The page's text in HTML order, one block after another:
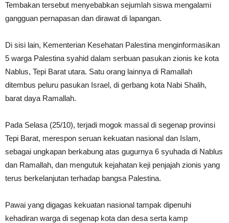
Tembakan tersebut menyebabkan sejumlah siswa mengalami
gangguan pernapasan dan dirawat di lapangan.
Di sisi lain, Kementerian Kesehatan Palestina menginformasikan
5 warga Palestina syahid dalam serbuan pasukan zionis ke kota
Nablus, Tepi Barat utara. Satu orang lainnya di Ramallah
ditembus peluru pasukan Israel, di gerbang kota Nabi Shalih,
barat daya Ramallah.
Pada Selasa (25/10), terjadi mogok massal di segenap provinsi
Tepi Barat, merespon seruan kekuatan nasional dan Islam,
sebagai ungkapan berkabung atas gugurnya 6 syuhada di Nablus
dan Ramallah, dan mengutuk kejahatan keji penjajah zionis yang
terus berkelanjutan terhadap bangsa Palestina.
Pawai yang digagas kekuatan nasional tampak dipenuhi
kehadiran warga di segenap kota dan desa serta kamp